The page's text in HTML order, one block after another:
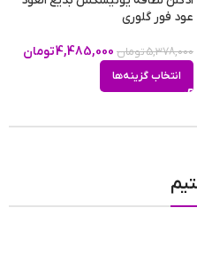
عود فور گلوری
5,378,000تومان 4,485,000تومان
انتخاب گزینه‌ها